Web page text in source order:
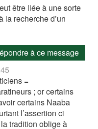
être liée à une sorte
la recherche d’un
à ce message
=
; or certains
certains Naaba
l’assertion ci
tradition oblige à